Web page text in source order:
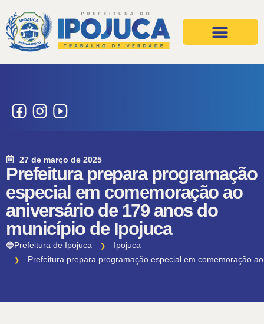
27 de março de 2025
Prefeitura prepara programação
especial em comemoração ao
aniversário de 179 anos do
município de Ipojuca
🔵Prefeitura de Ipojuca
Ipojuca
Prefeitura prepara programação especial em comemoração